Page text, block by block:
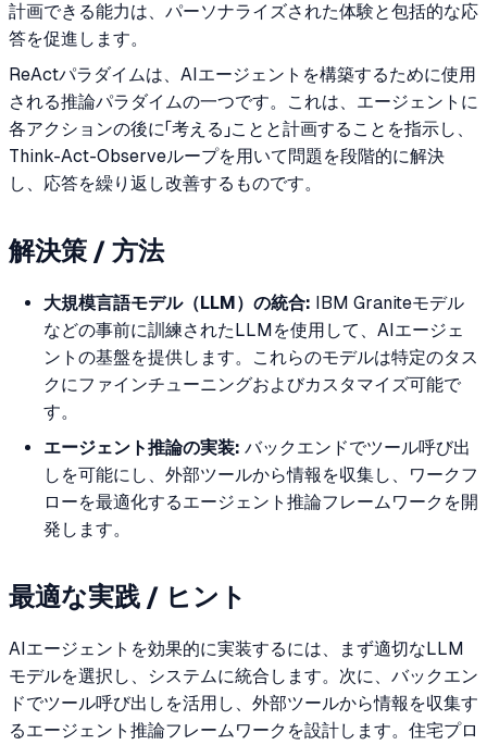
計画できる能力は、パーソナライズされた体験と包括的な応
答を促進します。
ReActパラダイムは、AIエージェントを構築するために使用
される推論パラダイムの一つです。これは、エージェントに
各アクションの後に「考える」ことと計画することを指示し、
Think-Act-Observeループを用いて問題を段階的に解決
し、応答を繰り返し改善するものです。
解決策 / 方法
大規模言語モデル（LLM）の統合: IBM Graniteモデル
などの事前に訓練されたLLMを使用して、AIエージェ
ントの基盤を提供します。これらのモデルは特定のタス
クにファインチューニングおよびカスタマイズ可能で
す。
エージェント推論の実装: バックエンドでツール呼び出
しを可能にし、外部ツールから情報を収集し、ワークフ
ローを最適化するエージェント推論フレームワークを開
発します。
最適な実践 / ヒント
AIエージェントを効果的に実装するには、まず適切なLLM
モデルを選択し、システムに統合します。次に、バックエン
ドでツール呼び出しを活用し、外部ツールから情報を収集す
るエージェント推論フレームワークを設計します。住宅プロ